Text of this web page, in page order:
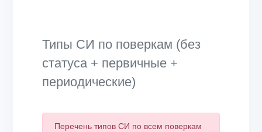
Типы СИ по поверкам (без
статуса + первичные +
периодические)
Перечень типов СИ по всем поверкам